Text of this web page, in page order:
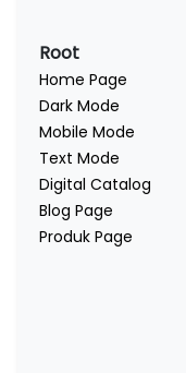
Root
Home Page
Dark Mode
Mobile Mode
Text Mode
Digital Catalog
Blog Page
Produk Page